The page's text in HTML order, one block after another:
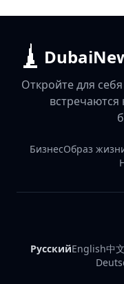
Откройте для
встречаются
БизнесОбраз
РусскийEnglish中文